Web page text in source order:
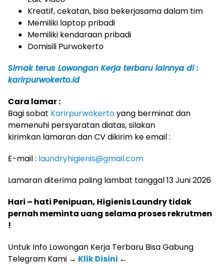
Kreatif, cekatan, bisa bekerjasama dalam tim
Memiliki laptop pribadi
Memiliki kendaraan pribadi
Domisili Purwokerto
Simak terus Lowongan Kerja terbaru lainnya di :
karirpurwokerto.id
Cara lamar :
Bagi sobat Karirpurwokertoyang berminat dan
memenuhi persyaratan diatas, silakan
kirimkan lamaran dan CV dikirim ke email :
E-mail : laundryhigienis@gmail.com
Lamaran diterima paling lambat tanggal 13 Juni 2026
Hari – hati Penipuan, Higienis Laundry tidak
pernah meminta uang selama proses rekrutmen
!
Untuk Info Lowongan Kerja Terbaru Bisa Gabung
Telegram Kami → Klik Disini ←